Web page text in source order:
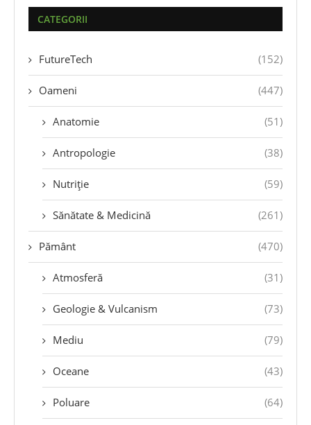
CATEGORII
FutureTech (152)
Oameni (447)
Anatomie (51)
Antropologie (38)
Nutriție (59)
Sănătate & Medicină (261)
Pământ (470)
Atmosferă (31)
Geologie & Vulcanism (73)
Mediu (79)
Oceane (43)
Poluare (64)